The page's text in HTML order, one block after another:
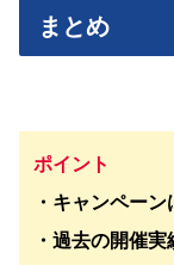
まとめ
ポイント
・キャンペー
・過去の開催